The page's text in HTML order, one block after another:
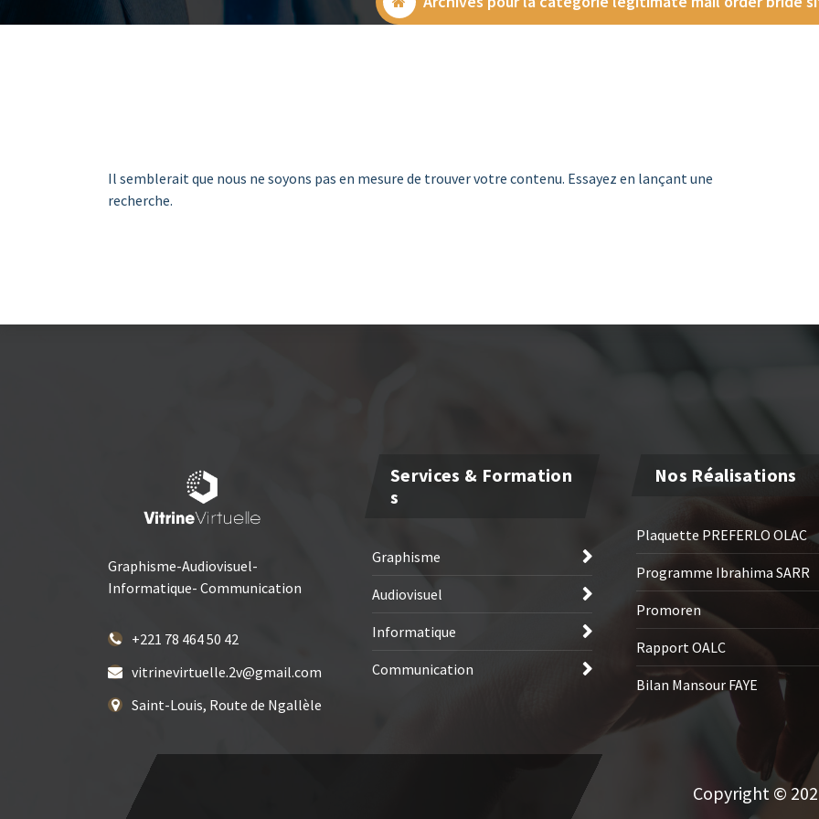
Il semblerait que nous ne soyons pas en mesure de trouver votre contenu. Essayez en lançant une
recherche.
Graphisme-Audiovisuel-
Informatique- Communication
+221 78 464 50 42
vitrinevirtuelle.2v@gmail.com
Saint-Louis, Route de Ngallèle
Services & Formation
S
Graphisme
Audiovisuel
Informatique
Communication
Nos Réalisations
Plaquette PREFERLO OLAC
Programme Ibrahima SARR
Promoren
Rapport OALC
Bilan Mansour FAYE
Copyright ©